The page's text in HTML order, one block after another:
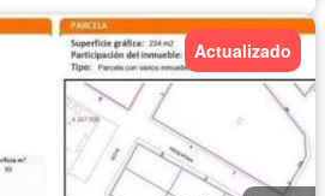
Actualizado